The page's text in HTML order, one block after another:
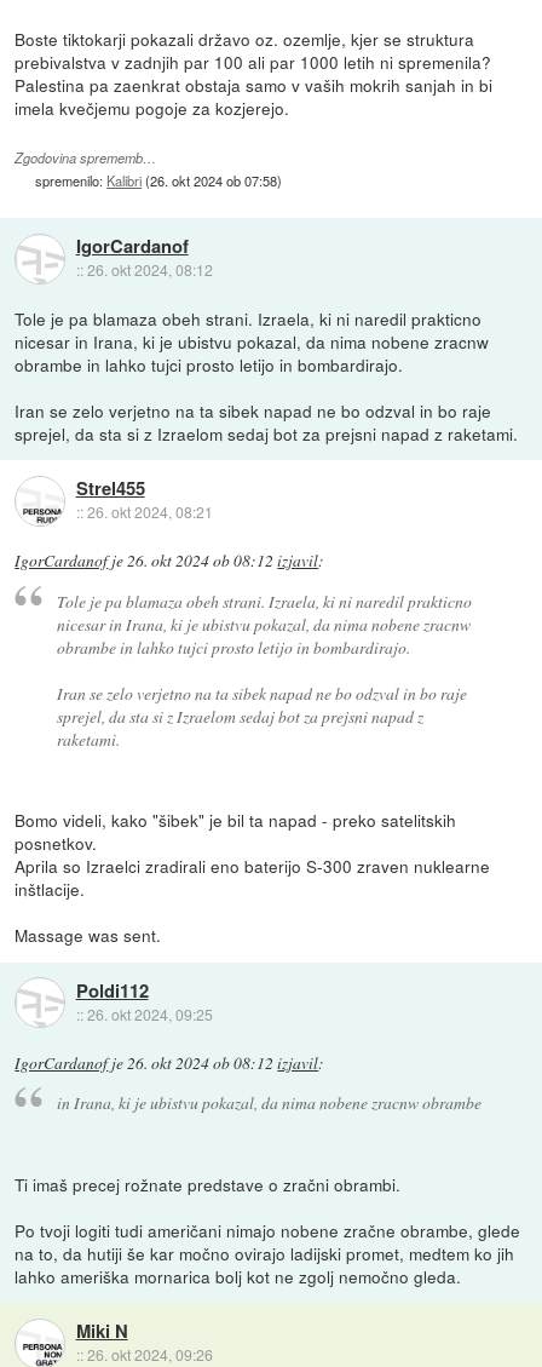
Boste tiktokarji pokazali državo oz. ozemlje, kjer se struktura
prebivalstva v zadnjih par 100 ali par 1000 letih ni spremenila?
Palestina pa zaenkrat obstaja samo v vaših mokrih sanjah in bi
imela kvečjemu pogoje za kozjerejo.
Zgodovina sprememb…
spremenilo: Kalibri(26. okt 2024 ob 07:58)
IgorCardanof
::26. okt 2024, 08:12
Tole je pa blamaza obeh strani. Izraela, ki ni naredil prakticno
nicesar in Irana, ki je ubistvu pokazal, da nima nobene zracnw
obrambe in lahko tujci prosto letijo in bombardirajo.
Iran se zelo verjetno na ta sibek napad ne bo odzval in bo raje
sprejel, da sta si z Izraelom sedaj bot za prejsni napad z raketami.
Strel455
::26. okt 2024, 08:21
IgorCardanofje26. okt 2024 ob 08:12 izjavil:
Tole je pa blamaza obeh strani. Izraela, ki ni naredil prakticno
nicesar in Irana, ki je ubistvu pokazal, da nima nobene zracnw
obrambe in lahko tujci prosto letijo in bombardirajo.
Iran se zelo verjetno na ta sibek napad ne bo odzval in bo raje
sprejel, da sta si z Izraelom sedaj bot za prejsni napad z
raketami.
Bomo videli, kako "šibek" je bil ta napad - preko satelitskih
posnetkov.
Aprila so Izraelci zradirali eno baterijo S-300 zraven nuklearne
inštlacije.
Massage was sent.
Poldi112
::26. okt 2024, 09:25
IgorCardanofje 26. okt 2024 ob 08:12 izjavil:
in Irana, ki je ubistvu pokazal, da nima nobene zracnw obrambe
Ti imaš precej rožnate predstave o zračni obrambi.
Po tvoji logiti tudi američani nimajo nobene zračne obrambe, glede
na to, da hutiji še kar močno ovirajo ladijski promet, medtem ko jih
lahko ameriška mornarica bolj kot ne zgolj nemočno gleda.
Miki N
::26. okt 2024, 09:26